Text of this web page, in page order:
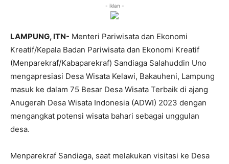
- iklan -
LAMPUNG, ITN- Menteri Pariwisata dan Ekonomi
Kreatif/Kepala Badan Pariwisata dan Ekonomi Kreatif
(Menparekraf/Kabaparekraf) Sandiaga Salahuddin Uno
mengapresiasi Desa Wisata Kelawi, Bakauheni, Lampung
masuk ke dalam 75 Besar Desa Wisata Terbaik di ajang
Anugerah Desa Wisata Indonesia (ADWI) 2023 dengan
mengangkat potensi wisata bahari sebagai unggulan
desa.
Menparekraf Sandiaga, saat melakukan visitasi ke Desa